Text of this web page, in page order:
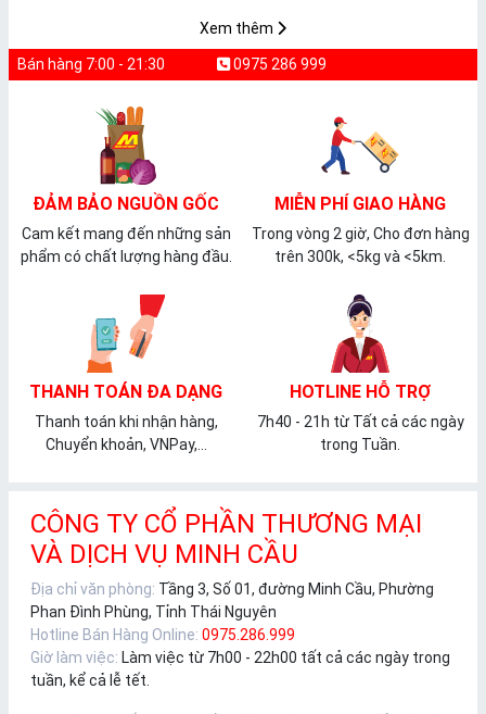
Xem thêm
Bán hàng 7:00 - 21:30 0975 286 999
ĐẢM BẢO NGUỒN GỐC
Cam kết mang đến những sản
phẩm có chất lượng hàng đầu.
MIỄN PHÍ GIAO HÀNG
Trong vòng 2 giờ, Cho đơn hàng
trên 300k, <5kg và <5km.
THANH TOÁN ĐA DẠNG
Thanh toán khi nhận hàng,
Chuyển khoản, VNPay,...
HOTLINE HỖ TRỢ
7h40 - 21h từ Tất cả các ngày
trong Tuần.
CÔNG TY CỔ PHẦN THƯƠNG MẠI
VÀ DỊCH VỤ MINH CẦU
Địa chỉ văn phòng: Tầng 3, Số 01, đường Minh Cầu, Phường
Phan Đình Phùng, Tỉnh Thái Nguyên
Hotline Bán Hàng Online: 0975.286.999
Giờ làm việc: Làm việc từ 7h00 - 22h00 tất cả các ngày trong
tuần, kể cả lễ tết.